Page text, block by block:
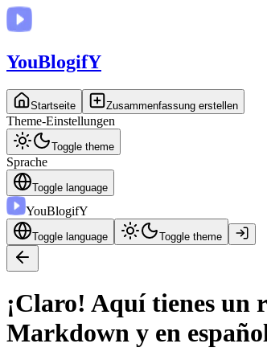
YouBlogifY
Startseite Zusammenfassung erstellen
Theme-Einstellungen
Toggle theme
Sprache
Toggle language
YouBlogifY
Toggle language Toggle theme
¡Claro! Aquí tienes un
Markdown y en